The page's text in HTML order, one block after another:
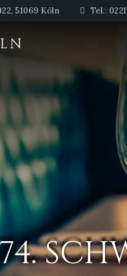
51069 Köln Tel.: